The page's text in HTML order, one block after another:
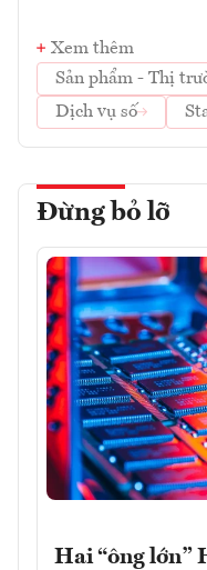
Xem thêm
Sản phẩm - Thị
Dịch vụ số
Đừng bỏ lỡ
Hai “ông lớn”